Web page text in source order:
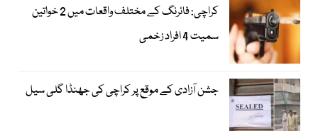
کراچی: فائرنگ کے مختلف واقعات میں 2 خواتین
سمیت 4 افراد زخمی
جشن آزادی کے موقع پر کراچی کی جھنڈا گلی سیل